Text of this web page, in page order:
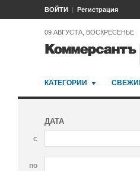
ВОЙТИ Регистрация
09 АВГУСТА, ВОСКРЕСЕНЬЕ
КАТЕГОРИИ
ДАТА
с
по